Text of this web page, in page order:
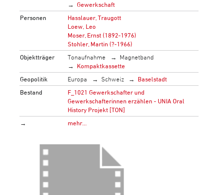
Gewerkschaft
Personen
Hasslauer, Traugott
Loew, Leo
Moser, Ernst (1892-1976)
Stohler, Martin (?-1966)
Objektträger
Tonaufnahme
Magnetband
Kompaktkassette
Geopolitik
Europa Schweiz
Baselstadt
Bestand
F_1021 Gewerkschafter und
Gewerkschafterinnen erzählen - UNIA Oral
History Projekt [TON]
→
mehr…